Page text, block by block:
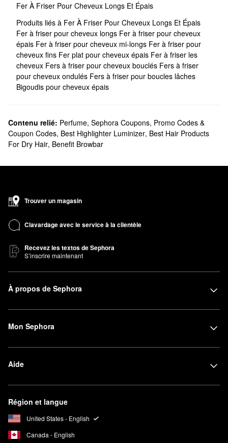
Fer À Friser Pour Cheveux Longs Et Épais
Produits liés à Fer À Friser Pour Cheveux Longs Et Épais
Fer à friser pour cheveux longs Fer à friser pour cheveux
épais Fer à friser pour cheveux mi-longs Fer à friser pour
cheveux fins Fer plat pour cheveux épais Fer à friser les
cheveux Fers à friser pour cheveux bouclés Fers à friser
pour cheveux ondulés Fers à friser pour boucles lâches
Bigoudis pour cheveux épais
Contenu relié: Perfume, Sephora Coupons, Promo Codes &
Coupon Codes, Best Highlighter Luminizer, Best Hair Products
For Dry Hair, Benefit Browbar
Trouver un magasin
Clavardage avec le service à la clientèle
Recevez les textos de Sephora
S’inscrire maintenant
À propos de Sephora
Mon Sephora
Aide
Région et langue
United States - English
Canada - English